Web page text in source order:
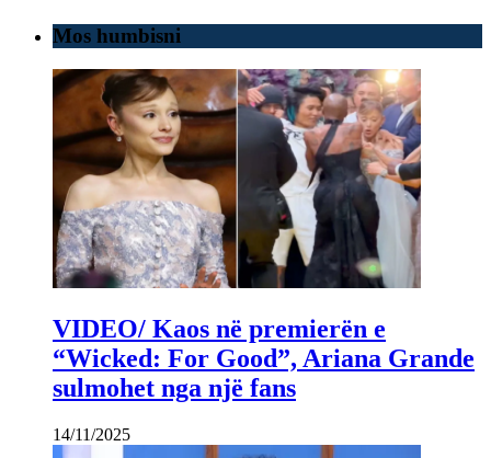
Mos humbisni
VIDEO/ Kaos në premierën e
“Wicked: For Good”, Ariana Grande
sulmohet nga një fans
14/11/2025